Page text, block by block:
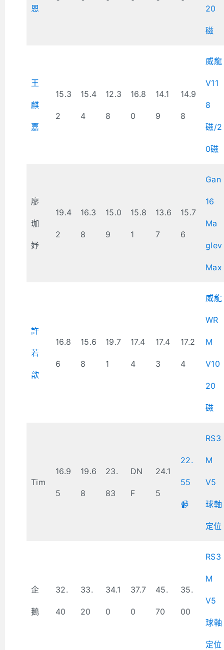
恩
20
磁
王
麒
嘉
15.3
2
15.4
4
12.3
8
16.8
0
14.1
9
14.9
8
威龍
V11
8
磁/2
0磁
廖
珈
妤
19.4
2
16.3
8
15.0
9
15.8
1
13.6
7
15.7
6
Gan
16
Ma
glev
Max
許
若
歆
16.8
6
15.6
8
19.7
1
17.4
4
17.4
3
17.2
4
威龍
WR
M
V10
20
磁
Tim
16.9
5
19.6
8
23.
83
DN
F
24.1
5
22.
55
📹
RS3
M
V5
球軸
定位
企
鵝
32.
40
33.
20
34.1
0
37.7
0
45.
70
35.
00
RS3
M
V5
球軸
定位